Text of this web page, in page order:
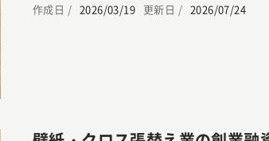
作成日 / 2026/03/19 更新日 / 2026/07/24